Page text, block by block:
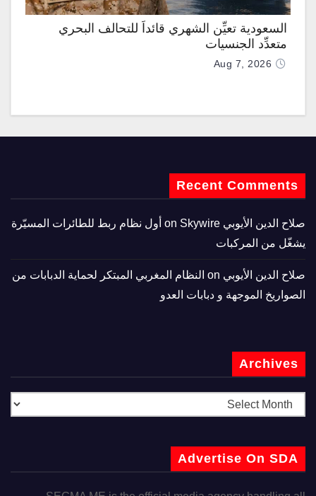
السعودية تعيِّن الشهري قائداً للتحالف البحري
متعدِّد الجنسيات
Aug 7, 2026
Recent Comments
صلاح الدين الأيوبي
Skywire أول نظام ربط للطائرات المسيّرة
يشغّل من المركبات
صلاح الدين الأيوبي
النظام المغربي المبتكر لحماية الدبابات من
الصواريخ الموجهة و دبابات العدو
Archives
Advertise On SDA